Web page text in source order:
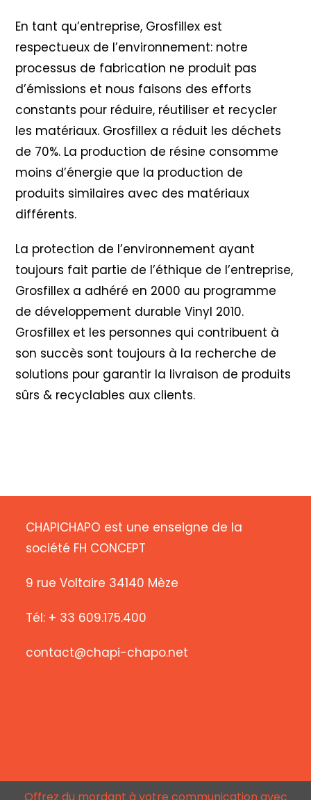
En tant qu’entreprise, Grosfillex est
respectueux de l’environnement: notre
processus de fabrication ne produit pas
d’émissions et nous faisons des efforts
constants pour réduire, réutiliser et recycler
les matériaux. Grosfillex a réduit les déchets
de 70%. La production de résine consomme
moins d’énergie que la production de
produits similaires avec des matériaux
différents.
La protection de l’environnement ayant
toujours fait partie de l’éthique de l’entreprise,
Grosfillex a adhéré en 2000 au programme
de développement durable Vinyl 2010.
Grosfillex et les personnes qui contribuent à
son succès sont toujours à la recherche de
solutions pour garantir la livraison de produits
sûrs & recyclables aux clients.
CHAPICHAPO est une enseigne de la
société FH CONCEPT
9 rue Voltaire 34140 Mèze
Tél: + 33 609.175.400
contact@chapi-chapo.net